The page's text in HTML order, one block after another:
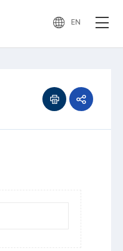
EN
인쇄하기공유하기
열기